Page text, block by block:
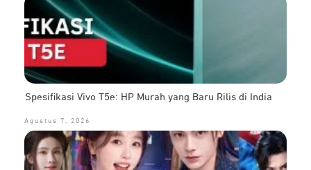
Spesifikasi Vivo T5e: HP Murah yang Baru Rilis di India
Agustus 7, 2026